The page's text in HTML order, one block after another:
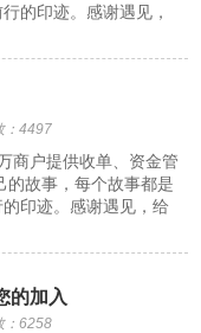
的印迹。感谢遇见，
：4497
商户提供收单、资金管
的故事，每个故事都是
印迹。感谢遇见，给
的加入
：6258